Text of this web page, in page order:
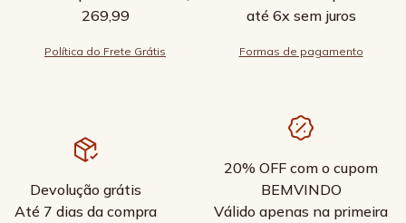
269,99
Política do Frete Grátis
até 6x sem juros
Formas de pagamento
Devolução grátis
Até 7 dias da compra
20% OFF com o cupom
BEMVINDO
Válido apenas na primeira